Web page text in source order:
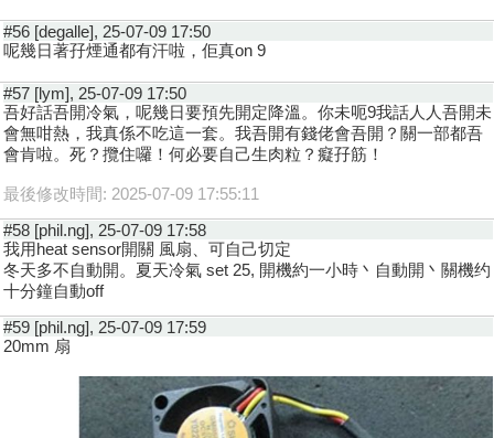
#56 [degalle], 25-07-09 17:50
呢幾日著孖煙通都有汗啦，佢真on 9
#57 [lym], 25-07-09 17:50
吾好話吾開冷氣，呢幾日要預先開定降溫。你未呃9我話人人吾開未
會無咁熱，我真係不吃這一套。我吾開有錢佬會吾開？關一部都吾
會肯啦。死？攬住囉！何必要自己生肉粒？癡孖筋！
最後修改時間: 2025-07-09 17:55:11
#58 [phil.ng], 25-07-09 17:58
我用heat sensor開關 風扇、可自己切定
冬天多不自動開。夏天冷氣 set 25, 開機約一小時丶自動開丶關機约
十分鐘自動off
#59 [phil.ng], 25-07-09 17:59
20mm 扇